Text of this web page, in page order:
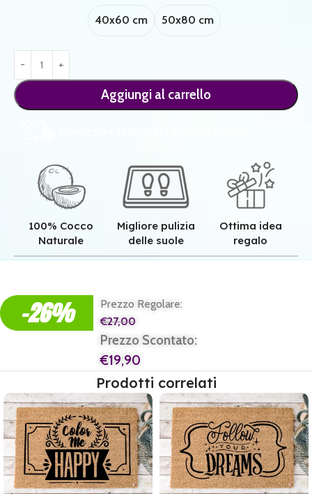
40x60 cm 50x80 cm
Aggiungi al carrello
100% Cocco
Naturale
Migliore pulizia
delle suole
Ottima idea
regalo
-26%
Prezzo Regolare:
€27,00
Prezzo Scontato:
€19,90
Prodotti correlati